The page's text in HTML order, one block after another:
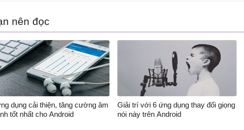
nên đọc
dụng cải thiện, tăng cường âm
tốt nhất cho Android
Giải trí với 6 ứng dụng thay đổi giọng
nói này trên Android